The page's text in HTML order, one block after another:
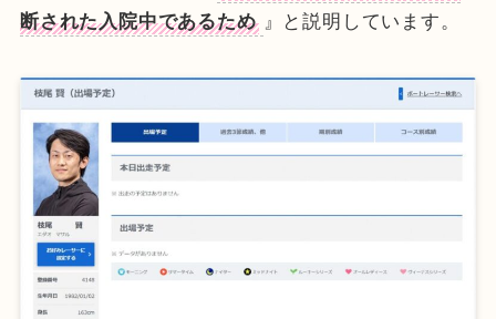
断された入院中であるため 』と説明しています。